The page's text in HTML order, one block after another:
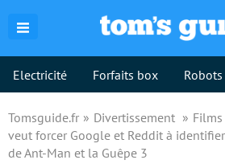
Electricité Forfaits box Robots
Tomsguide.fr Divertissement
veut forcer Google et Reddit à
de Ant-Man et la Guêpe 3